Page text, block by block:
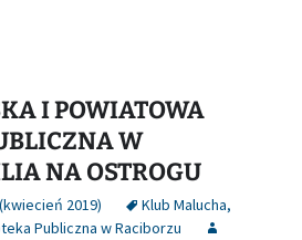
I POWIATOWA
W
NA OSTROGU
2019) Klub Malucha,
Publiczna w Raciborzu